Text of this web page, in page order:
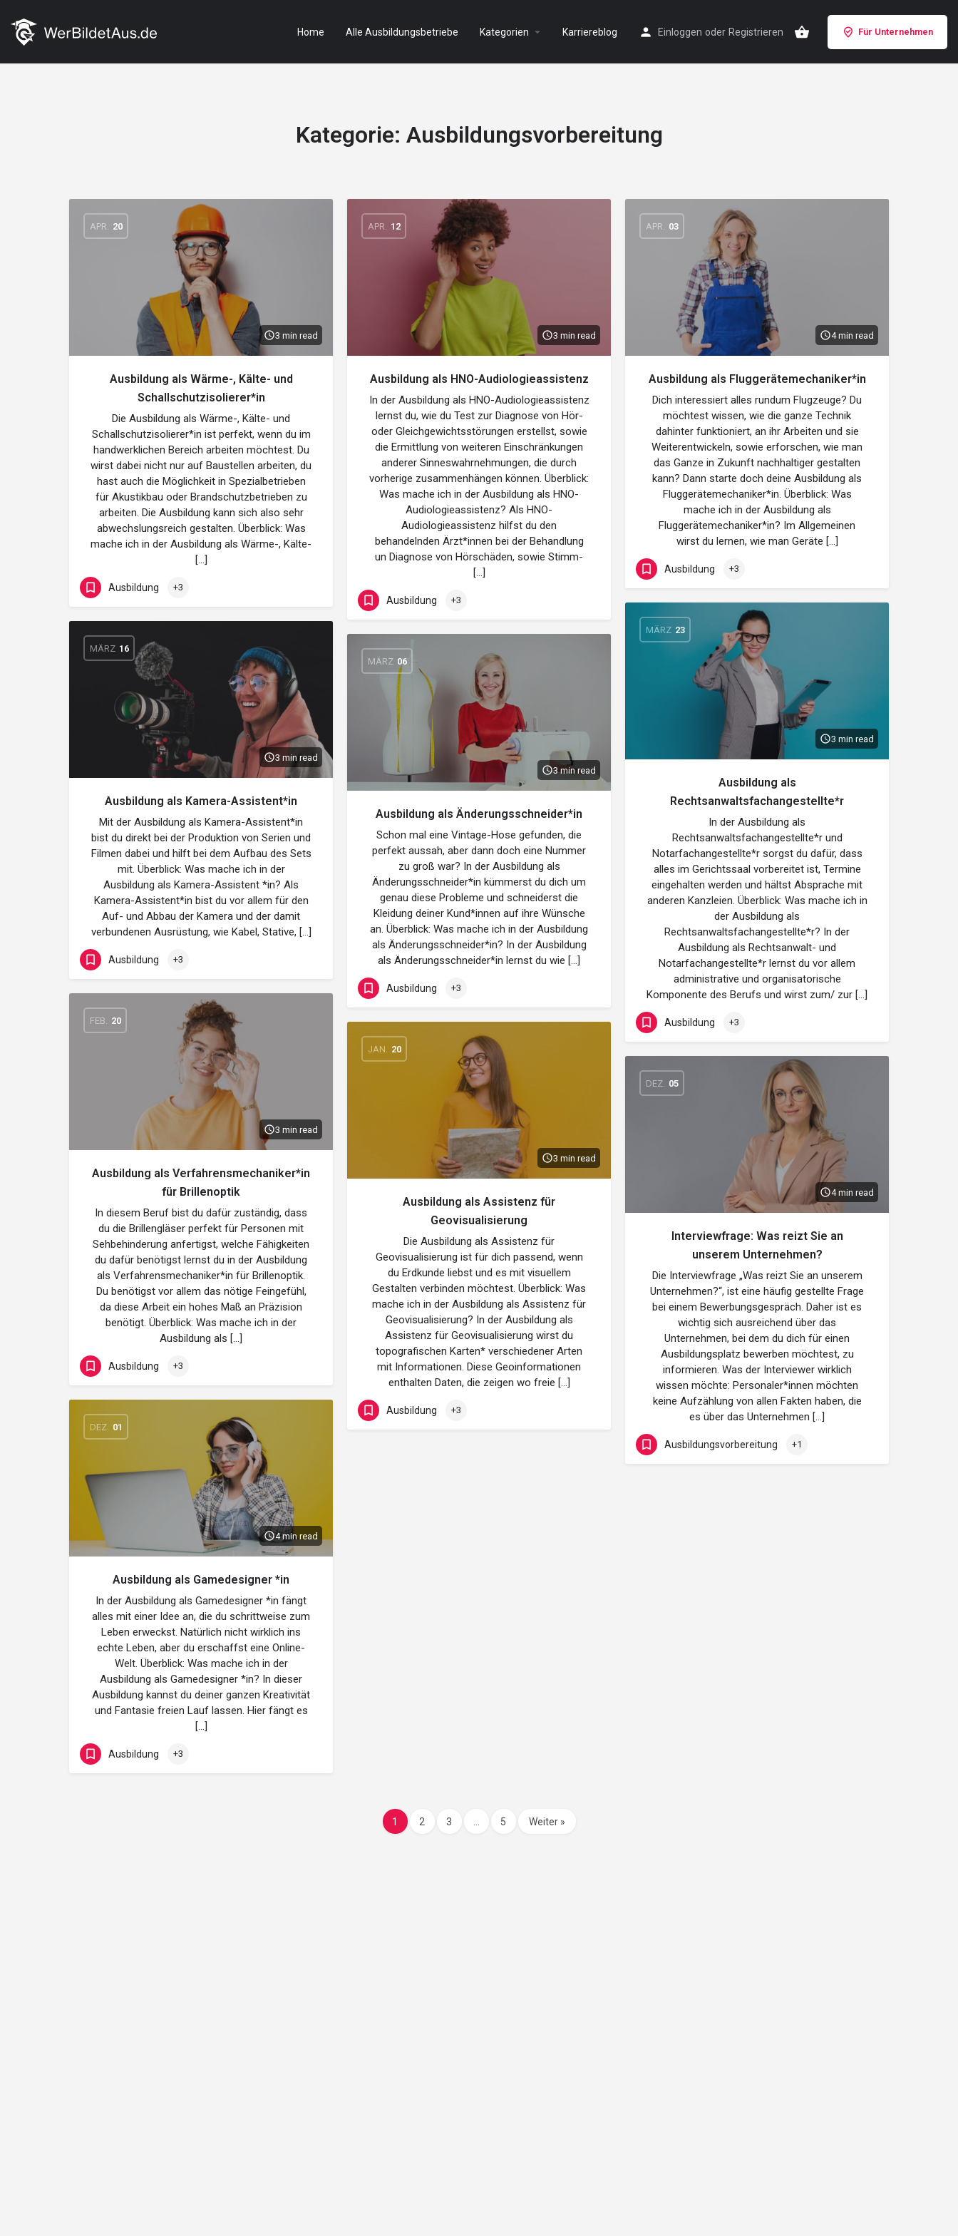
Home Alle Ausbildungsbetriebe Kategorien Karriereblog Einloggen oder Registrieren Für Unternehmen
Kategorie: Ausbildungsvorbereitung
APR. 20
3 min read
Ausbildung als Wärme-, Kälte- und
Schallschutzisolierer*in
Die Ausbildung als Wärme-, Kälte- und
Schallschutzisolierer*in ist perfekt, wenn du im
handwerklichen Bereich arbeiten möchtest. Du
wirst dabei nicht nur auf Baustellen arbeiten, du
hast auch die Möglichkeit in Spezialbetrieben
für Akustikbau oder Brandschutzbetrieben zu
arbeiten. Die Ausbildung kann sich also sehr
abwechslungsreich gestalten. Überblick: Was
mache ich in der Ausbildung als Wärme-, Kälte-
[…]
Ausbildung +3
APR. 12
3 min read
Ausbildung als HNO-Audiologieassistenz
In der Ausbildung als HNO-Audiologieassistenz
lernst du, wie du Test zur Diagnose von Hör-
oder Gleichgewichtsstörungen erstellst, sowie
die Ermittlung von weiteren Einschränkungen
anderer Sinneswahrnehmungen, die durch
vorherige zusammenhängen können. Überblick:
Was mache ich in der Ausbildung als HNO-
Audiologieassistenz? Als HNO-
Audiologieassistenz hilfst du den
behandelnden Ärzt*innen bei der Behandlung
un Diagnose von Hörschäden, sowie Stimm-
[…]
Ausbildung +3
APR. 03
4 min read
Ausbildung als Fluggerätemechaniker*in
Dich interessiert alles rundum Flugzeuge? Du
möchtest wissen, wie die ganze Technik
dahinter funktioniert, an ihr Arbeiten und sie
Weiterentwickeln, sowie erforschen, wie man
das Ganze in Zukunft nachhaltiger gestalten
kann? Dann starte doch deine Ausbildung als
Fluggerätemechaniker*in. Überblick: Was
mache ich in der Ausbildung als
Fluggerätemechaniker*in? Im Allgemeinen
wirst du lernen, wie man Geräte […]
Ausbildung +3
MÄRZ 23
3 min read
Ausbildung als
Rechtsanwaltsfachangestellte*r
In der Ausbildung als
Rechtsanwaltsfachangestellte*r und
Notarfachangestellte*r sorgst du dafür, dass
alles im Gerichtssaal vorbereitet ist, Termine
eingehalten werden und hältst Absprache mit
anderen Kanzleien. Überblick: Was mache ich in
der Ausbildung als
Rechtsanwaltsfachangestellte*r? In der
Ausbildung als Rechtsanwalt- und
Notarfachangestellte*r lernst du vor allem
administrative und organisatorische
Komponente des Berufs und wirst zum/ zur […]
Ausbildung +3
MÄRZ 16
3 min read
Ausbildung als Kamera-Assistent*in
Mit der Ausbildung als Kamera-Assistent*in
bist du direkt bei der Produktion von Serien und
Filmen dabei und hilft bei dem Aufbau des Sets
mit. Überblick: Was mache ich in der
Ausbildung als Kamera-Assistent *in? Als
Kamera-Assistent*in bist du vor allem für den
Auf- und Abbau der Kamera und der damit
verbundenen Ausrüstung, wie Kabel, Stative, […]
Ausbildung +3
MÄRZ 06
3 min read
Ausbildung als Änderungsschneider*in
Schon mal eine Vintage-Hose gefunden, die
perfekt aussah, aber dann doch eine Nummer
zu groß war? In der Ausbildung als
Änderungsschneider*in kümmerst du dich um
genau diese Probleme und schneiderst die
Kleidung deiner Kund*innen auf ihre Wünsche
an. Überblick: Was mache ich in der Ausbildung
als Änderungsschneider*in? In der Ausbildung
als Änderungsschneider*in lernst du wie […]
Ausbildung +3
FEB. 20
3 min read
Ausbildung als Verfahrensmechaniker*in
für Brillenoptik
In diesem Beruf bist du dafür zuständig, dass
du die Brillengläser perfekt für Personen mit
Sehbehinderung anfertigst, welche Fähigkeiten
du dafür benötigst lernst du in der Ausbildung
als Verfahrensmechaniker*in für Brillenoptik.
Du benötigst vor allem das nötige Feingefühl,
da diese Arbeit ein hohes Maß an Präzision
benötigt. Überblick: Was mache ich in der
Ausbildung als […]
Ausbildung +3
JAN. 20
3 min read
Ausbildung als Assistenz für
Geovisualisierung
Die Ausbildung als Assistenz für
Geovisualisierung ist für dich passend, wenn
du Erdkunde liebst und es mit visuellem
Gestalten verbinden möchtest. Überblick: Was
mache ich in der Ausbildung als Assistenz für
Geovisualisierung? In der Ausbildung als
Assistenz für Geovisualisierung wirst du
topografischen Karten* verschiedener Arten
mit Informationen. Diese Geoinformationen
enthalten Daten, die zeigen wo freie […]
Ausbildung +3
DEZ. 05
4 min read
Interviewfrage: Was reizt Sie an
unserem Unternehmen?
Die Interviewfrage „Was reizt Sie an unserem
Unternehmen?“, ist eine häufig gestellte Frage
bei einem Bewerbungsgespräch. Daher ist es
wichtig sich ausreichend über das
Unternehmen, bei dem du dich für einen
Ausbildungsplatz bewerben möchtest, zu
informieren. Was der Interviewer wirklich
wissen möchte: Personaler*innen möchten
keine Aufzählung von allen Fakten haben, die
es über das Unternehmen […]
Ausbildungsvorbereitung +1
DEZ. 01
4 min read
Ausbildung als Gamedesigner *in
In der Ausbildung als Gamedesigner *in fängt
alles mit einer Idee an, die du schrittweise zum
Leben erweckst. Natürlich nicht wirklich ins
echte Leben, aber du erschaffst eine Online-
Welt. Überblick: Was mache ich in der
Ausbildung als Gamedesigner *in? In dieser
Ausbildung kannst du deiner ganzen Kreativität
und Fantasie freien Lauf lassen. Hier fängt es
[…]
Ausbildung +3
1 2 3 5 Weiter »